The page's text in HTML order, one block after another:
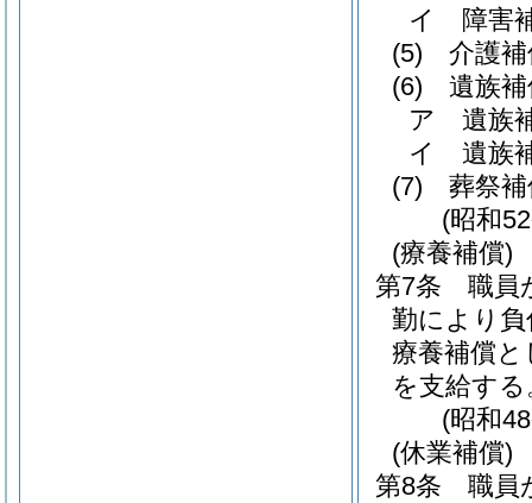
イ
障害
(5)
介護
(6)
遺族
ア
遺族
イ
遺族
(7)
葬祭
(昭和
(療養補償)
第7条
職員
勤により
療養補償
を支給する
(昭和
(休業補償)
第8条
職員